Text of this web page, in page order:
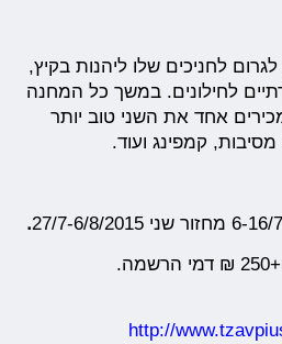
לחניכים שלו ליהנות בקיץ,
לחילונים. במשך כל המחנה
אחד את השני טוב יותר
קמפינג ועוד.
.
http://